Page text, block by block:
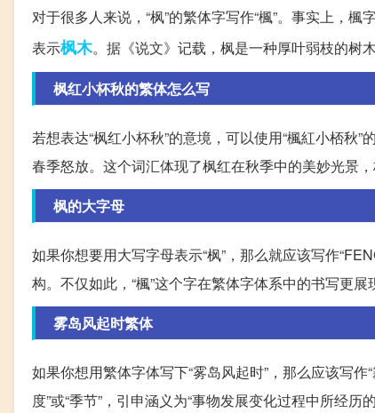
对于很多人来说，“枫”的繁体字写作“楓”。事实上，
表示枫木。据《说文》记载，枫是一种厚叶弱枝的树
枫红小杯秋的繁体怎么写
若想表达“枫红小杯秋”的意境，可以使用“楓紅小桮秋
春季怒放。这个词汇体现了枫红在秋季中的美妙光景，
枫的大字母
如果你想要用大写字母表示“枫”，那么就应该写作
构。不仅如此，“楓”这个字在繁体字体系中的书写更展
雾岛风起时繁体
如果你想用繁体字体写下“雾岛风起时”，那么应该写
度”或“季节”，引申涵义为“事物发展变化过程中所经历